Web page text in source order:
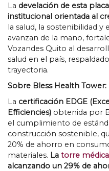
La develación de esta
institucional orientada al
la salud, la sostenibilidad y
avanzan de la mano,
Vozandes Quito al
salud en el país,
trayectoria.
Sobre Bless Health Tower:
La certificación EDGE (
Efficiencies) obtenida por
el cumplimiento de
construcción sostenible,
20% de ahorro en
materiales. La torre
alcanzando un 29% de